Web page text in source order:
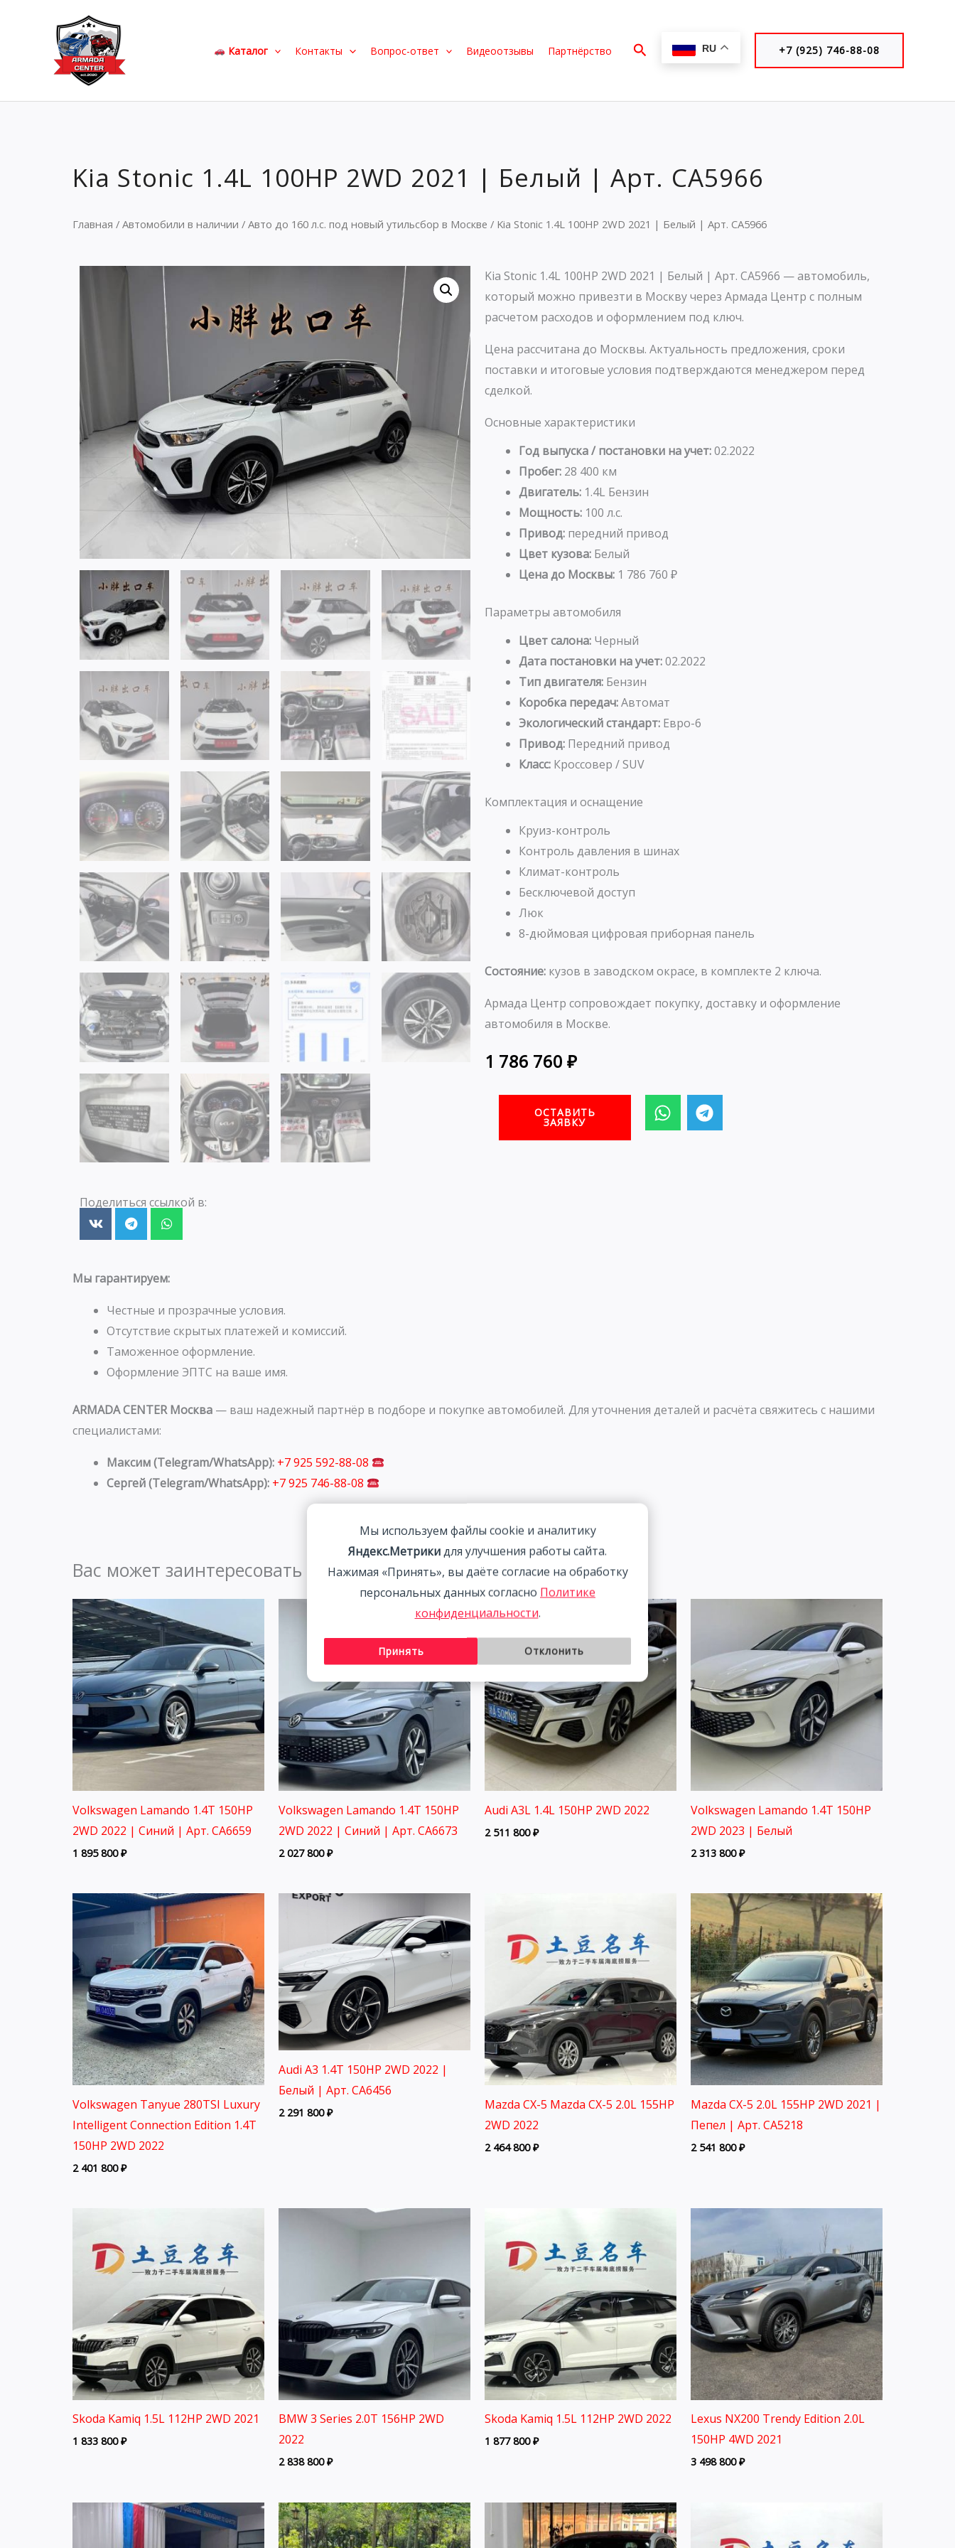
содержимому
Каталог Контакты Вопрос-ответ Видеоотзывы Партнёрство Поиск RU +7 (925) 746-88-08
Kia Stonic 1.4L 100HP 2WD 2021 | Белый | Арт. CA5966
Главная / Автомобили в наличии / Авто до 160 л.с. под новый утильсбор в Москве / Kia Stonic 1.4L 100HP 2WD 2021 | Белый | Арт. CA5966
Поделиться ссылкой в:
Kia Stonic 1.4L 100HP 2WD 2021 | Белый | Арт. CA5966 — автомобиль,
который можно привезти в Москву через Армада Центр с полным
расчетом расходов и оформлением под ключ.
Цена рассчитана до Москвы. Актуальность предложения, сроки
поставки и итоговые условия подтверждаются менеджером перед
сделкой.
Основные характеристики
Год выпуска / постановки на учет:02.2022
Пробег: 28 400 км
Двигатель: 1.4L Бензин
Мощность: 100 л.с.
Привод: передний привод
Цвет кузова: Белый
Цена до Москвы: 1 786 760 ₽
Параметры автомобиля
Цвет салона: Черный
Дата постановки на учет:02.2022
Тип двигателя: Бензин
Коробка передач:Автомат
Экологический стандарт: Евро-6
Привод: Передний привод
Класс: Кроссовер / SUV
Комплектация и оснащение
Круиз-контроль
Контроль давления в шинах
Климат-контроль
Бесключевой доступ
Люк
8-дюймовая цифровая приборная панель
Состояние: кузов в заводском окрасе, в комплекте 2 ключа.
Армада Центр сопровождает покупку, доставку и оформление
автомобиля в Москве.
1 786 760 ₽
ОСТАВИТЬ
ЗАЯВКУ
W
h
a
T
e
l
Мы гарантируем:
Честные и прозрачные условия.
Отсутствие скрытых платежей и комиссий.
Таможенное оформление.
Оформление ЭПТС на ваше имя.
ARMADA CENTER Москва — ваш надежный партнёр в подборе и покупке автомобилей. Для уточнения деталей и расчёта свяжитесь с нашими
специалистами:
Максим (Telegram/WhatsApp): +7 925 592-88-08
Сергей (Telegram/WhatsApp): +7 925 746-88-08
Вас может заинтересовать
Volkswagen Lamando 1.4T 150HP
2WD 2022 | Синий | Арт. CA6659
1 895 800₽
Volkswagen Lamando 1.4T 150HP
2WD 2022 | Синий | Арт. CA6673
2 027 800₽
Audi A3L 1.4L 150HP 2WD 2022
2 511 800₽
Volkswagen Lamando 1.4T 150HP
2WD 2023 | Белый
2 313 800₽
Volkswagen Tanyue 280TSI Luxury
Intelligent Connection Edition 1.4T
150HP 2WD 2022
2 401 800₽
Audi A3 1.4T 150HP 2WD 2022 |
Белый | Арт. CA6456
2 291 800₽
Mazda CX-5 Mazda CX-5 2.0L 155HP
2WD 2022
2 464 800₽
Mazda CX-5 2.0L 155HP 2WD 2021 |
Пепел | Арт. CA5218
2 541 800₽
Skoda Kamiq 1.5L 112HP 2WD 2021
1 833 800₽
BMW 3 Series 2.0T 156HP 2WD
2022
2 838 800₽
Skoda Kamiq 1.5L 112HP 2WD 2022
1 877 800₽
Lexus NX200 Trendy Edition 2.0L
150HP 4WD 2021
3 498 800₽
Мы используем файлы cookie и аналитику
Яндекс.Метрикидля улучшения работы сайта.
Нажимая «Принять», вы даёте согласие на обработку
персональных данных согласно Политике
конфиденциальности.
Принять Отклонить